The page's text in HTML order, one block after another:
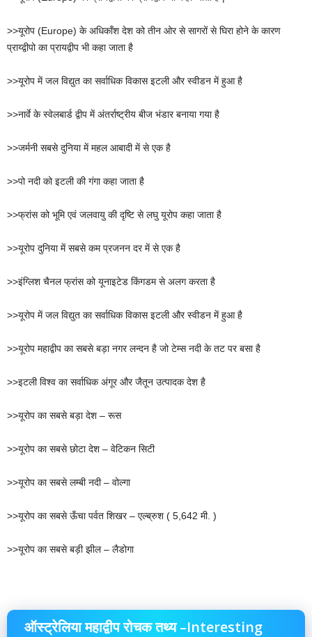
>>यूरोप (Europe) के अधिकाँश देश को तीन ओर से सागरों से घिरा होने के कारण
प्राय्द्वीपो का प्रायद्वीप भी कहा जाता है
>>यूरोप में जल विद्युत का सर्वाधिक विकास इटली और स्वीडन में हुआ है
>>नार्वे के स्वेलबार्ड द्वीप में अंतर्राष्ट्रीय बीज भंडार बनाया गया है
>>जर्मनी सबसे दुनिया में महल आबादी में से एक है
>>पो नदी को इटली की गंगा कहा जाता है
>>फ्रांस को भूमि एवं जलवायु की दृष्टि से लघु यूरोप कहा जाता है
>>यूरोप दुनिया में सबसे कम प्रजनन दर में से एक है
>>इंग्लिश चैनल फ्रांस को यूनाइटेड किंगडम से अलग करता है
>>यूरोप में जल विद्युत का सर्वाधिक विकास इटली और स्वीडन में हुआ है
>>यूरोप महाद्वीप का सबसे बड़ा नगर लन्दन है जो टेम्स नदी के तट पर बसा है
>>इटली विश्व का सर्वाधिक अंगूर और जैतून उत्पादक देश है
>>यूरोप का सबसे बड़ा देश – रूस
>>यूरोप का सबसे छोटा देश – वेटिकन सिटी
>>यूरोप का सबसे लम्बी नदी – वोल्गा
>>यूरोप का सबसे ऊँचा पर्वत शिखर – एल्ब्रुश ( 5,642 मी. )
>>यूरोप का सबसे बड़ी झील – लैडोगा
ऑस्ट्रेलिया महाद्वीप रोचक तथ्य –Interesting